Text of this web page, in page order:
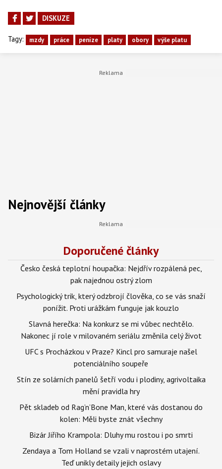
DISKUZE
Tagy: mzdy práce peníze platy obory výše platu
Nejnovější články
Doporučené články
Česko česká teplotní houpačka: Nejdřív rozpálená pec,
pak najednou ostrý zlom
Psychologický trik, který odzbrojí člověka, co se vás snaží
ponížit. Proti urážkám funguje jak kouzlo
Slavná herečka: Na konkurz se mi vůbec nechtělo.
Nakonec jí role v milovaném seriálu změnila celý život
UFC s Procházkou v Praze? Kincl pro samuraje našel
potenciálního soupeře
Stín ze solárních panelů šetří vodu i plodiny, agrivoltaika
mění pravidla hry
Pět skladeb od Rag’n’Bone Man, které vás dostanou do
kolen: Měli byste znát všechny
Bizár Jiřího Krampola: Dluhy mu rostou i po smrti
Zendaya a Tom Holland se vzali v naprostém utajení.
Teď unikly detaily jejich oslavy